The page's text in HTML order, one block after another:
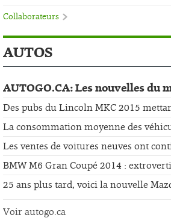
Collaborateurs
AUTOS
AUTOGO.CA: Les nouvelles du
Des pubs du Lincoln MKC 2015
La consommation moyenne des
Les ventes de voitures neuves ont
BMW M6 Gran Coupé 2014 :
25 ans plus tard, voici la nouvelle
Voir autogo.ca